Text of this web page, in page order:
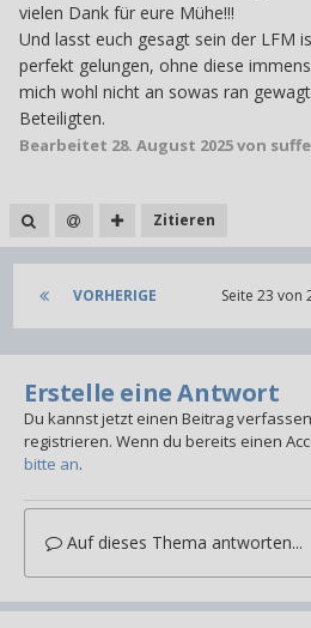
vielen Dank für eure Mühe!!!
Und lasst euch gesagt sein der LFM
perfekt gelungen, ohne diese
mich wohl nicht an sowas ran
Beteiligten.
Bearbeitet 28. August 2025von
Zitieren
VORHERIGE Seite 23 von
Erstelle eine Antwort
Du kannst jetzt einen Beitrag
registrieren. Wenn du bereits einen
bitte an.
Auf dieses Thema antworten...